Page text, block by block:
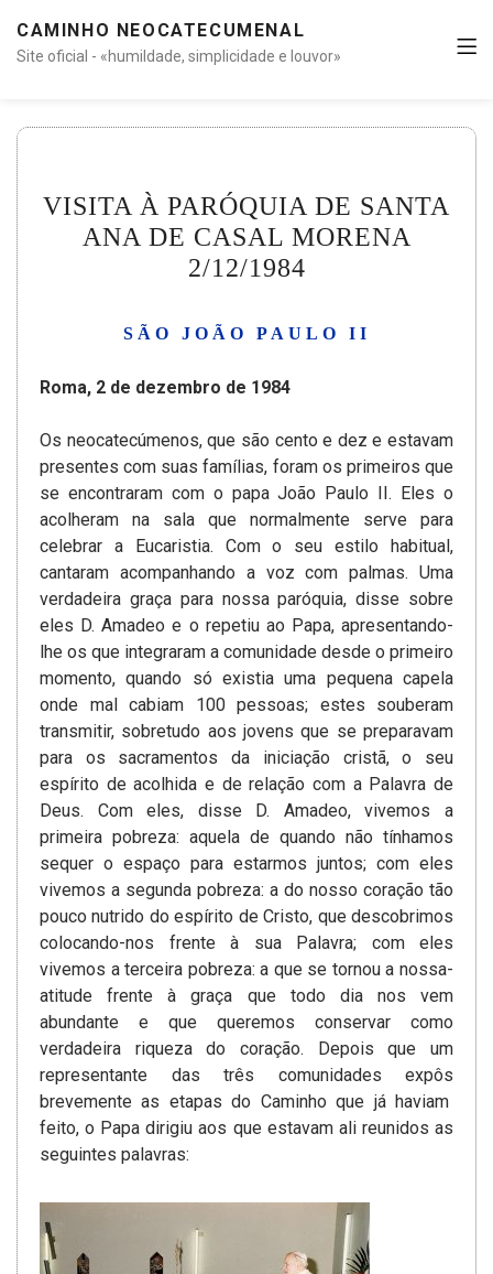
CAMINHO NEOCATECUMENAL
Site oficial - «humildade, simplicidade e louvor»
VISITA À PARÓQUIA DE SANTA
ANA DE CASAL MORENA
2/12/1984
SÃO JOÃO PAULO II
Roma, 2 de dezembro de 1984
Os neocatecúmenos, que são cento e dez e estavam
presentes com suas famílias, foram os primeiros que
se encontraram com o papa João Paulo II. Eles o
acolheram na sala que normalmente serve para
celebrar a Eucaristia. Com o seu estilo habitual,
cantaram acompanhando a voz com palmas. Uma
verdadeira graça para nossa paróquia, disse sobre
eles D. Amadeo e o repetiu ao Papa, apresentando-
lhe os que integraram a comunidade desde o primeiro
momento, quando só existia uma pequena capela
onde mal cabiam 100 pessoas; estes souberam
transmitir, sobretudo aos jovens que se preparavam
para os sacramentos da iniciação cristã, o seu
espírito de acolhida e de relação com a Palavra de
Deus. Com eles, disse D. Amadeo, vivemos a
primeira pobreza: aquela de quando não tínhamos
sequer o espaço para estarmos juntos; com eles
vivemos a segunda pobreza: a do nosso coração tão
pouco nutrido do espírito de Cristo, que descobrimos
colocando-nos frente à sua Palavra; com eles
vivemos a terceira pobreza: a que se tornou a nossa­
atitude frente à graça que todo dia nos vem
abundante e que queremos conservar­ como
verdadeira riqueza do coração. Depois que um
representante das três comunidades expôs
brevemente as etapas do Caminho que já haviam
feito, o Papa dirigiu aos que estavam ali reunidos as
seguintes palavras: